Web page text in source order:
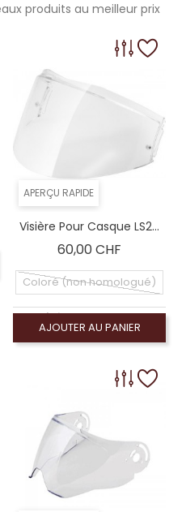
produits au meilleur prix
APERÇU RAPIDE
Visière Pour Casque LS2...
60,00 CHF
Coloré (non homologué)
Écran fumé clair 50%
AJOUTER AU PANIER